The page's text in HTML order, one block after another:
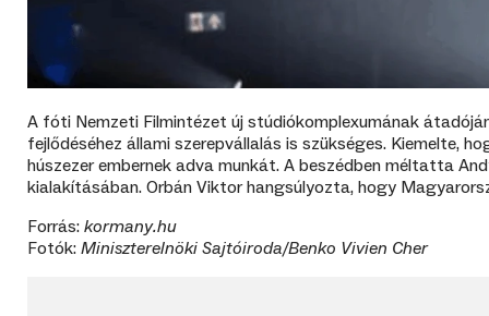
A fóti Nemzeti Filmintézet új stúdiókomplexumának
fejlődéséhez állami szerepvállalás is szükséges. Kiemelte,
húszezer embernek adva munkát. A beszédben méltatta
kialakításában. Orbán Viktor hangsúlyozta, hogy
Forrás:kormany.hu
Fotók:Miniszterelnöki Sajtóiroda/Benko Vivien Cher